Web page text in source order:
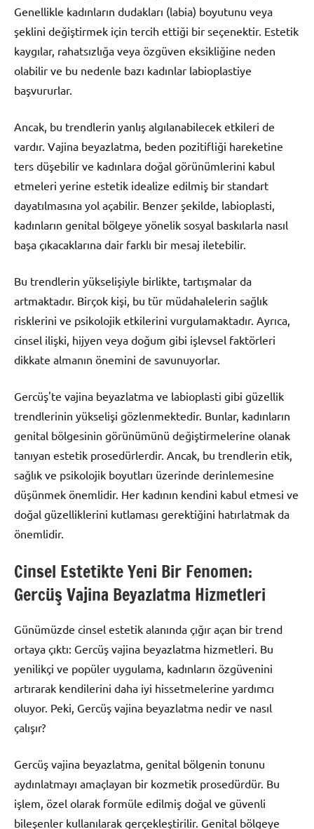
Genellikle kadınların dudakları (labia) boyutunu veya
şeklini değiştirmek için tercih ettiği bir seçenektir. Estetik
kaygılar, rahatsızlığa veya özgüven eksikliğine neden
olabilir ve bu nedenle bazı kadınlar labioplastiye
başvururlar.
Ancak, bu trendlerin yanlış algılanabilecek etkileri de
vardır. Vajina beyazlatma, beden pozitifliği hareketine
ters düşebilir ve kadınlara doğal görünümlerini kabul
etmeleri yerine estetik idealize edilmiş bir standart
dayatılmasına yol açabilir. Benzer şekilde, labioplasti,
kadınların genital bölgeye yönelik sosyal baskılarla nasıl
başa çıkacaklarına dair farklı bir mesaj iletebilir.
Bu trendlerin yükselişiyle birlikte, tartışmalar da
artmaktadır. Birçok kişi, bu tür müdahalelerin sağlık
risklerini ve psikolojik etkilerini vurgulamaktadır. Ayrıca,
cinsel ilişki, hijyen veya doğum gibi işlevsel faktörleri
dikkate almanın önemini de savunuyorlar.
Gercüş'te vajina beyazlatma ve labioplasti gibi güzellik
trendlerinin yükselişi gözlenmektedir. Bunlar, kadınların
genital bölgesinin görünümünü değiştirmelerine olanak
tanıyan estetik prosedürlerdir. Ancak, bu trendlerin etik,
sağlık ve psikolojik boyutları üzerinde derinlemesine
düşünmek önemlidir. Her kadının kendini kabul etmesi ve
doğal güzelliklerini kutlaması gerektiğini hatırlatmak da
önemlidir.
Cinsel Estetikte Yeni Bir Fenomen:
Gercüş Vajina Beyazlatma Hizmetleri
Günümüzde cinsel estetik alanında çığır açan bir trend
ortaya çıktı: Gercüş vajina beyazlatma hizmetleri. Bu
yenilikçi ve popüler uygulama, kadınların özgüvenini
artırarak kendilerini daha iyi hissetmelerine yardımcı
oluyor. Peki, Gercüş vajina beyazlatma nedir ve nasıl
çalışır?
Gercüş vajina beyazlatma, genital bölgenin tonunu
aydınlatmayı amaçlayan bir kozmetik prosedürdür. Bu
işlem, özel olarak formüle edilmiş doğal ve güvenli
bileşenler kullanılarak gerçekleştirilir. Genital bölgeye